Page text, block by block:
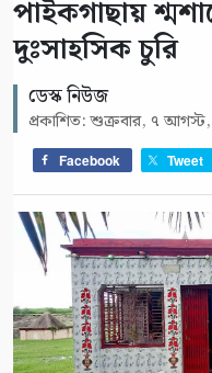
পাইকগাছায়
দুঃসাহসিক চুরি
ডেস্ক নিউজ
প্রকাশিত: শুক্রবার, ৭
Facebook Tweet